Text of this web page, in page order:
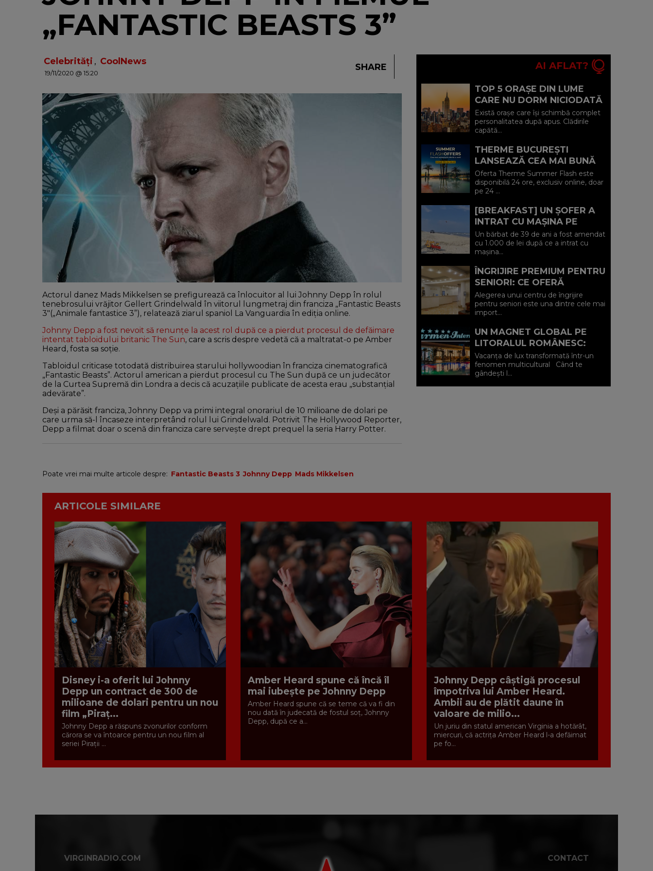
„FANTASTIC BEASTS 3”
Celebrități , CoolNews
19/11/2020 @ 15:20
SHARE
Actorul danez Mads Mikkelsen se prefigurează ca înlocuitor al lui Johnny Depp în rolul
tenebrosului vrăjitor Gellert Grindelwald în viitorul lungmetraj din franciza „Fantastic Beasts
3″(„Animale fantastice 3”), relatează ziarul spaniol La Vanguardia în ediţia online.
Johnny Depp a fost nevoit să renunţe la acest rol după ce a pierdut procesul de defăimare
intentat tabloidului britanic The Sun, care a scris despre vedetă că a maltratat-o pe Amber
Heard, fosta sa soţie.
Tabloidul criticase totodată distribuirea starului hollywoodian în franciza cinematografică
„Fantastic Beasts”. Actorul american a pierdut procesul cu The Sun după ce un judecător
de la Curtea Supremă din Londra a decis că acuzaţiile publicate de acesta erau „substanţial
adevărate”.
Deşi a părăsit franciza, Johnny Depp va primi integral onorariul de 10 milioane de dolari pe
care urma să-l încaseze interpretând rolul lui Grindelwald. Potrivit The Hollywood Reporter,
Depp a filmat doar o scenă din franciza care serveşte drept prequel la seria Harry Potter.
Poate vrei mai multe articole despre: Fantastic Beasts 3 Johnny Depp Mads Mikkelsen
AI AFLAT?
TOP 5 ORAȘE DIN LUME
CARE NU DORM NICIODATĂ
ȘI POVEȘTILE DIN SPATELE
CELOR MAI CELEBRE
BULEVARDE DE ...
Există orașe care își schimbă complet
personalitatea după apus. Clădirile
capătă...
THERME BUCUREȘTI
LANSEAZĂ CEA MAI BUNĂ
OFERTĂ A VERII: MINUS 20%
LA VOUCHERE, DOAR PE 24
IULIE (P)...
Oferta Therme Summer Flash este
disponibilă 24 ore, exclusiv online, doar
pe 24 ...
[BREAKFAST] UN ȘOFER A
INTRAT CU MAȘINA PE
PLAJA DIN VADU ȘI A FOST
AMENDAT.
Un bărbat de 39 de ani a fost amendat
cu 1.000 de lei după ce a intrat cu
mașina...
ÎNGRIJIRE PREMIUM PENTRU
SENIORI: CE OFERĂ
CENTRUL AFFINITY LIFE
CARE (P)
Alegerea unui centru de îngrijire
pentru seniori este una dintre cele mai
import...
UN MAGNET GLOBAL PE
LITORALUL ROMÂNESC:
HOTEL CARMEN
INTERNATIONAL 5★ DIN
VENUS (P)
Vacanța de lux transformată într-un
fenomen multicultural Când te
gândești l...
ARTICOLE SIMILARE
Disney i-a oferit lui Johnny
Depp un contract de 300 de
milioane de dolari pentru un nou
film „Piraț...
Johnny Depp a răspuns zvonurilor conform
cărora se va întoarce pentru un nou film al
seriei Pirații ...
Amber Heard spune că încă îl
mai iubește pe Johnny Depp
Amber Heard spune că se teme că va fi din
nou dată în judecată de fostul soț, Johnny
Depp, după ce a...
Johnny Depp câștigă procesul
împotriva lui Amber Heard.
Ambii au de plătit daune în
valoare de milio...
Un juriu din statul american Virginia a hotărât,
miercuri, că actrița Amber Heard l-a defăimat
pe fo...
VIRGINRADIO.COM CONTACT